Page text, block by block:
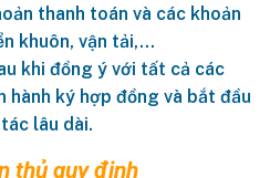
thanh toán và các khoản
khuôn, vận tải,…
khi đồng ý với tất cả các
hành ký hợp đồng và bắt đầu
lâu dài.
thủ quy định